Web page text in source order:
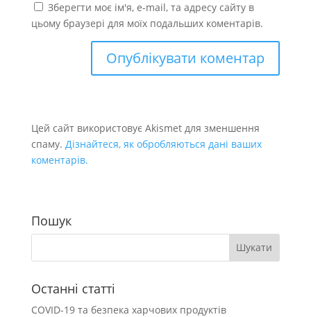
Зберегти моє ім'я, e-mail, та адресу сайту в
цьому браузері для моїх подальших коментарів.
Цей сайт використовує Akismet для зменшення
спаму. Дізнайтеся, як обробляються дані ваших
коментарів.
Пошук
Останні статті
COVID-19 та безпека харчових продуктів